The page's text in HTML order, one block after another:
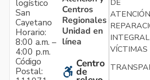
logístico
San
Cayetano
Horario:
8:00 a.m. –
4:00 p.m.
Código
Postal:
Centros
Regionales
Unidad en
línea
Centro
de
DE
VÍCTIMAS